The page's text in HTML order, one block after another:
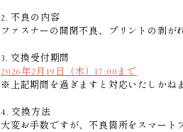
2. 不良の内容
ファスナーの開閉不良、プリントの剥が
3. 交換受付期間
2026年2月19日（木）17:00まで
※上記期間を過ぎますと対応いたしかね
4. 交換方法
大変お手数ですが、不良箇所をスマー